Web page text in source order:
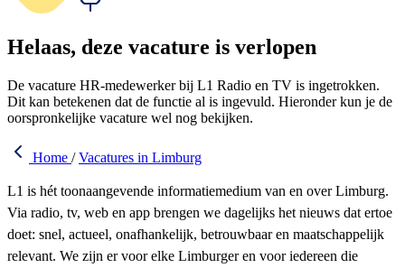
Helaas, deze vacature is verlopen
De vacature HR-medewerker bij L1 Radio en TV is ingetrokken.
Dit kan betekenen dat de functie al is ingevuld. Hieronder kun je de
oorspronkelijke vacature wel nog bekijken.
Home / Vacatures in Limburg
L1 is hét toonaangevende informatiemedium van en over Limburg.
Via radio, tv, web en app brengen we dagelijks het nieuws dat ertoe
doet: snel, actueel, onafhankelijk, betrouwbaar en maatschappelijk
relevant. We zijn er voor elke Limburger en voor iedereen die